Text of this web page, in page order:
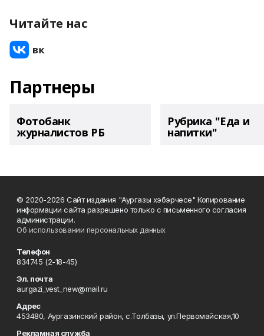
Читайте нас
Партнеры
Фотобанк
журналистов РБ
Рубрика "Еда и
напитки"
© 2020-2026 Сайт издания "Аургазы хэбэрчесе" Копирование
информации сайта разрешено только с письменного согласия
администрации.
Об использовании персональных данных
Телефон
834745 (2-18-45)
Эл. почта
aurgazi_vest_new@mail.ru
Адрес
453480, Аургазинский район, с.Толбазы, ул.Первомайская,10
Рекламная служба